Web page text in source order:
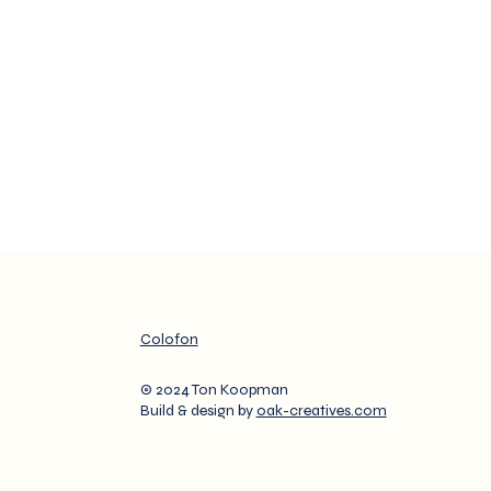
Colofon
© 2024 Ton Koopman
Build & design byoak-creatives.com